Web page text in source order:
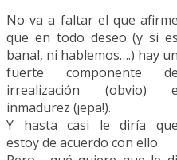
No va a faltar el que afirme
que en todo deseo (y si es
banal, ni hablemos….) hay un
fuerte componente de
irrealización (obvio) e
inmadurez (¡epa!).
Y hasta casi le diría que
estoy de acuerdo con ello.